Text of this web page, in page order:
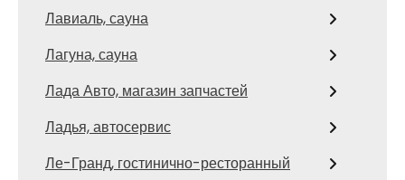
Лавиаль, сауна
Лагуна, сауна
Лада Авто, магазин запчастей
Ладья, автосервис
Ле-Гранд, гостинично-ресторанный